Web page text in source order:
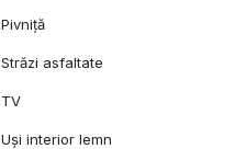
Pivniță
Străzi asfaltate
TV
Uși interior lemn